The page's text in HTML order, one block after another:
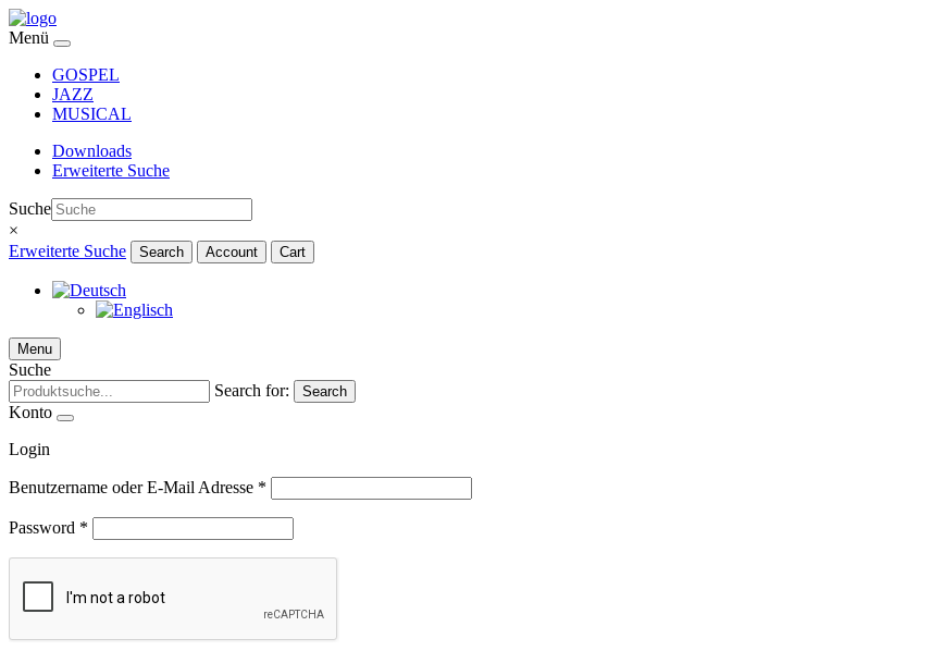
Menü
GOSPEL
JAZZ
MUSICAL
Downloads
Erweiterte Suche
Suche
×
Erweiterte Suche
Search Account Cart
Menu
Suche
Search for:
Search
Konto
Login
Benutzername oder E-Mail Adresse *
Password *